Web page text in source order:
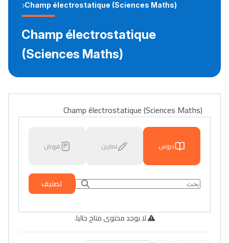
Champ électrostatique (Sciences Maths)
Champ électrostatique
(Sciences Maths)
Champ électrostatique (Sciences Maths)
دروس تمارين فروض
تصنيف
لا يوجد محتوى متاح حاليا.